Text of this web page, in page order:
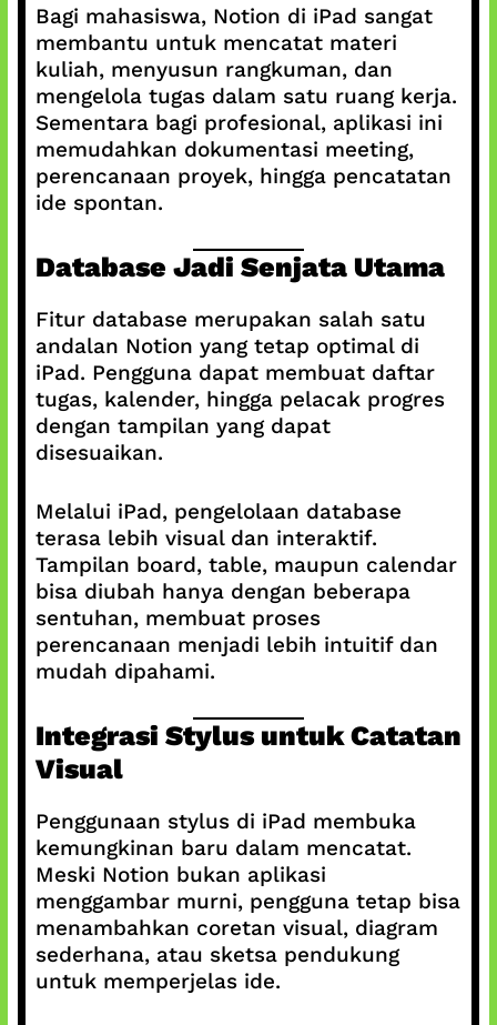
Bagi mahasiswa, Notion di iPad sangat
membantu untuk mencatat materi
kuliah, menyusun rangkuman, dan
mengelola tugas dalam satu ruang kerja.
Sementara bagi profesional, aplikasi ini
memudahkan dokumentasi meeting,
perencanaan proyek, hingga pencatatan
ide spontan.
Database Jadi Senjata Utama
Fitur database merupakan salah satu
andalan Notion yang tetap optimal di
iPad. Pengguna dapat membuat daftar
tugas, kalender, hingga pelacak progres
dengan tampilan yang dapat
disesuaikan.
Melalui iPad, pengelolaan database
terasa lebih visual dan interaktif.
Tampilan board, table, maupun calendar
bisa diubah hanya dengan beberapa
sentuhan, membuat proses
perencanaan menjadi lebih intuitif dan
mudah dipahami.
Integrasi Stylus untuk Catatan
Visual
Penggunaan stylus di iPad membuka
kemungkinan baru dalam mencatat.
Meski Notion bukan aplikasi
menggambar murni, pengguna tetap bisa
menambahkan coretan visual, diagram
sederhana, atau sketsa pendukung
untuk memperjelas ide.